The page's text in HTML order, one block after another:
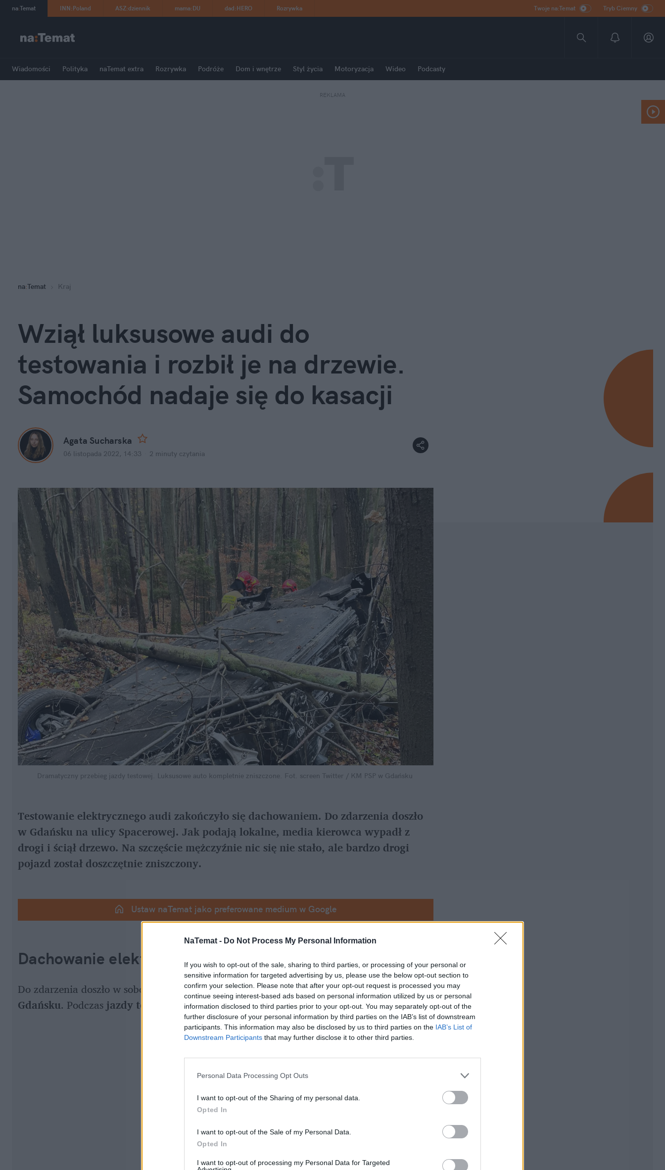
NaTemat - Do Not Process My Personal Information
If you wish to opt-out of the sale, sharing to third parties, or processing of your personal or
sensitive information for targeted advertising by us, please use the below opt-out section to
confirm your selection. Please note that after your opt-out request is processed you may
continue seeing interest-based ads based on personal information utilized by us or personal
information disclosed to third parties prior to your opt-out. You may separately opt-out of the
further disclosure of your personal information by third parties on the IAB’s list of downstream
participants. This information may also be disclosed by us to third parties on the IAB’s List of
Downstream Participants that may further disclose it to other third parties.
Personal Data Processing Opt Outs
I want to opt-out of the Sharing of my personal data.
Opted In
I want to opt-out of the Sale of my Personal Data.
Opted In
I want to opt-out of processing my Personal Data for Targeted
na:Temat INN:Poland ASZ:dziennik mama:DU dad:HERO Rozrywka Twoje na:Temat Tryb Ciemny
Wiadomości Polityka naTemat extra Rozrywka Podróże Dom i wnętrze Styl życia Motoryzacja Wideo Podcasty
REKLAMA
na:Temat Kraj
Wziął luksusowe audi do
testowania i rozbił je na drzewie.
Samochód nadaje się do kasacji
Agata Sucharska
06 listopada 2022, 14:33 2 minuty czytania
Dramatyczny przebieg jazdy testowej. Luksusowe auto kompletnie zniszczone. Fot. screen Twitter / KM PSP w Gdańsku
Testowanie elektrycznego audi zakończyło się dachowaniem. Do zdarzenia doszło
w Gdańsku na ulicy Spacerowej. Jak podają lokalne, media kierowca wypadł z
drogi i ściął drzewo. Na szczęście mężczyźnie nic się nie stało, ale bardzo drogi
pojazd został doszczętnie zniszczony.
Ustaw naTemat jako preferowane medium w Google
Dachowanie elektrycznego audi w Gdańsku
Do zdarzenia doszło w sobotę, 5 listopada, chwilę po godz. 13 na ulicy Spacerowej w
Gdańsku. Podczas jazdy testowej z drogi wypadło elektryczne Audi RS e-tron GT.